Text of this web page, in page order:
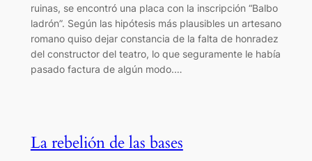
ruinas, se encontró una placa con la inscripción “Balbo
ladrón”. Según las hipótesis más plausibles un artesano
romano quiso dejar constancia de la falta de honradez
del constructor del teatro, lo que seguramente le había
pasado factura de algún modo.…
La rebelión de las bases